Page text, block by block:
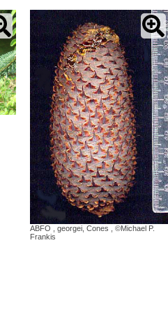
ABFO georgei, Cones
©Michael P.
Frankis